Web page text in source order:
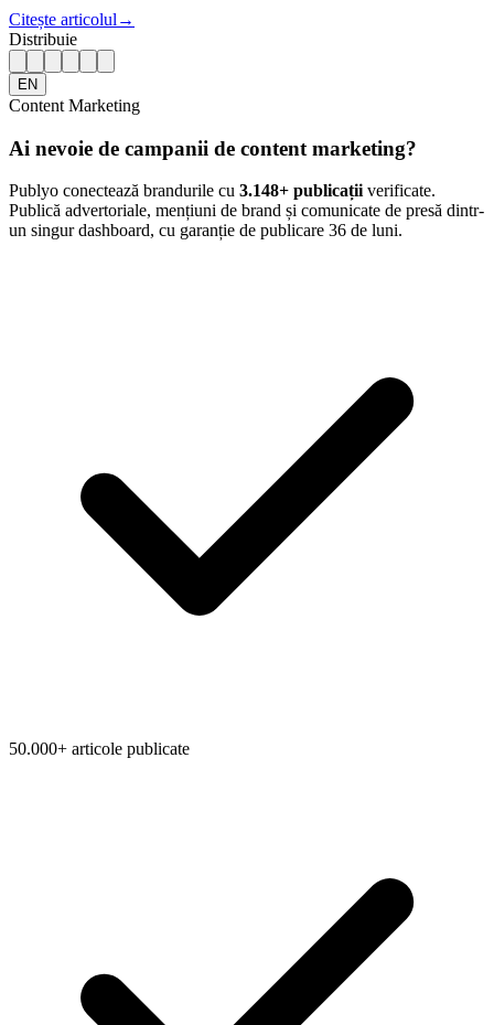
Citește articolul →
Distribuie
EN
Content Marketing
Ai nevoie de campanii de content marketing?
Publyo conectează brandurile cu 3.148+ publicațiiverificate.
Publică advertoriale, mențiuni de brand și comunicate de presă dintr-
un singur dashboard, cu garanție de publicare 36 de luni.
50.000+ articole publicate